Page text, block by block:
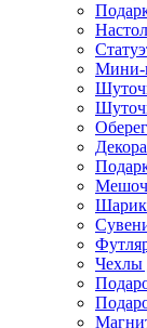
Мини-
Чехлы